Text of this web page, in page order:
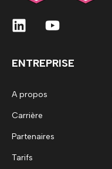
ENTREPRISE
A propos
Carrière
Partenaires
Tarifs